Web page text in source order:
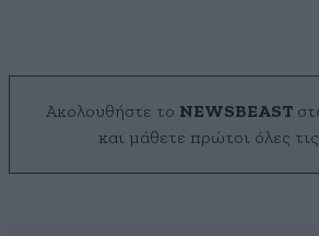
Ακολουθήστε το NEWSBEAST
και μάθετε πρώτοι όλες